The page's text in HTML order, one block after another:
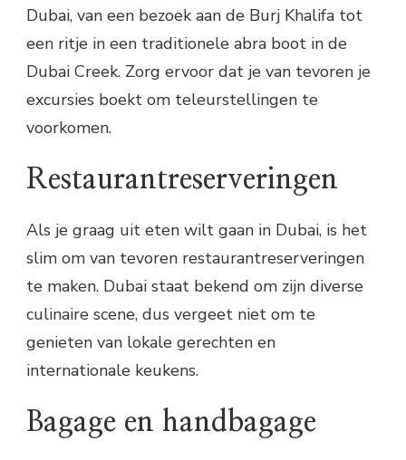
Dubai, van een bezoek aan de Burj Khalifa tot
een ritje in een traditionele abra boot in de
Dubai Creek. Zorg ervoor dat je van tevoren je
excursies boekt om teleurstellingen te
voorkomen.
Restaurantreserveringen
Als je graag uit eten wilt gaan in Dubai, is het
slim om van tevoren restaurantreserveringen
te maken. Dubai staat bekend om zijn diverse
culinaire scene, dus vergeet niet om te
genieten van lokale gerechten en
internationale keukens.
Bagage en handbagage